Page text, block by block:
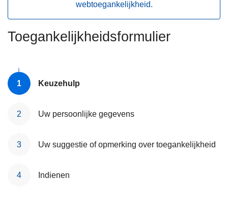
webtoegankelijkheid.
Toegankelijkheidsformulier
Keuzehulp
Uw persoonlijke gegevens
Uw suggestie of opmerking over toegankelijkheid
Indienen